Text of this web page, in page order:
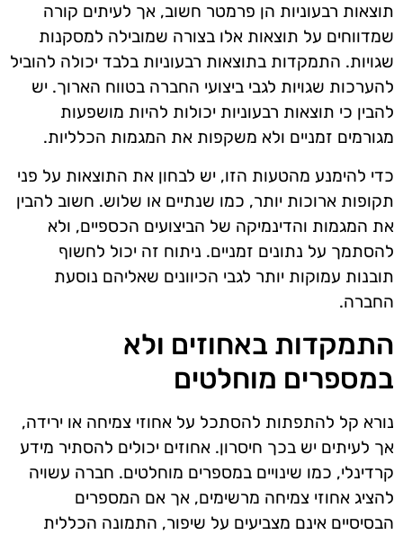
תוצאות רבעוניות הן פרמטר חשוב, אך לעיתים קורה
שמדווחים על תוצאות אלו בצורה שמובילה למסקנות
שגויות. התמקדות בתוצאות רבעוניות בלבד יכולה להוביל
להערכות שגויות לגבי ביצועי החברה בטווח הארוך. יש
להבין כי תוצאות רבעוניות יכולות להיות מושפעות
מגורמים זמניים ולא משקפות את המגמות הכלליות.
כדי להימנע מהטעות הזו, יש לבחון את התוצאות על פני
תקופות ארוכות יותר, כמו שנתיים או שלוש. חשוב להבין
את המגמות והדינמיקה של הביצועים הכספיים, ולא
להסתמך על נתונים זמניים. ניתוח זה יכול לחשוף
תובנות עמוקות יותר לגבי הכיוונים שאליהם נוסעת
החברה.
התמקדות באחוזים ולא
במספרים מוחלטים
נורא קל להתפתות להסתכל על אחוזי צמיחה או ירידה,
אך לעיתים יש בכך חיסרון. אחוזים יכולים להסתיר מידע
קרדינלי, כמו שינויים במספרים מוחלטים. חברה עשויה
להציג אחוזי צמיחה מרשימים, אך אם המספרים
הבסיסיים אינם מצביעים על שיפור, התמונה הכללית